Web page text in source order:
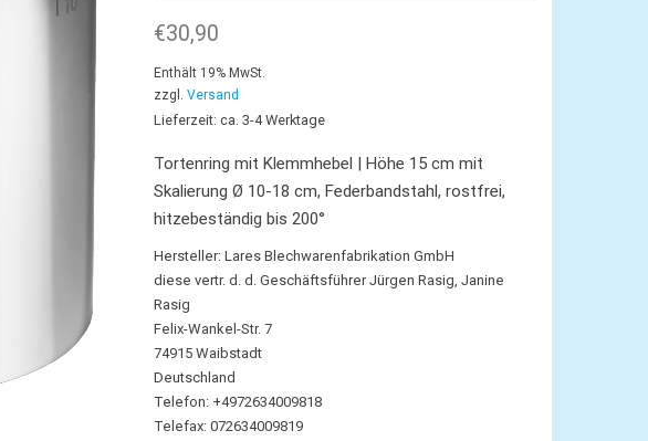
€30,90
Enthält 19% MwSt.
zzgl. Versand
Lieferzeit: ca. 3-4 Werktage
Tortenring mit Klemmhebel | Höhe 15 cm mit
Skalierung Ø 10-18 cm, Federbandstahl, rostfrei,
hitzebeständig bis 200°
Hersteller: Lares Blechwarenfabrikation GmbH
diese vertr. d. d. Geschäftsführer Jürgen Rasig, Janine
Rasig
Felix-Wankel-Str. 7
74915 Waibstadt
Deutschland
Telefon: +4972634009818
Telefax: 072634009819